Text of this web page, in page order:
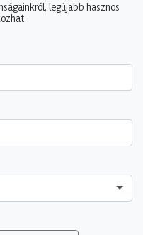
legújabb hasznos